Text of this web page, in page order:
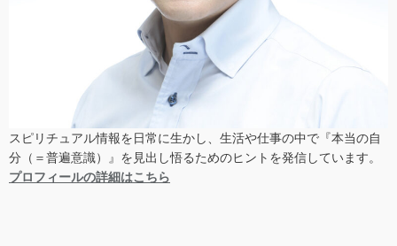
スピリチュアル情報を日常に生かし、生活や仕事の中で『本当の自
分（＝普遍意識）』を見出し悟るためのヒントを発信しています。
プロフィールの詳細はこちら